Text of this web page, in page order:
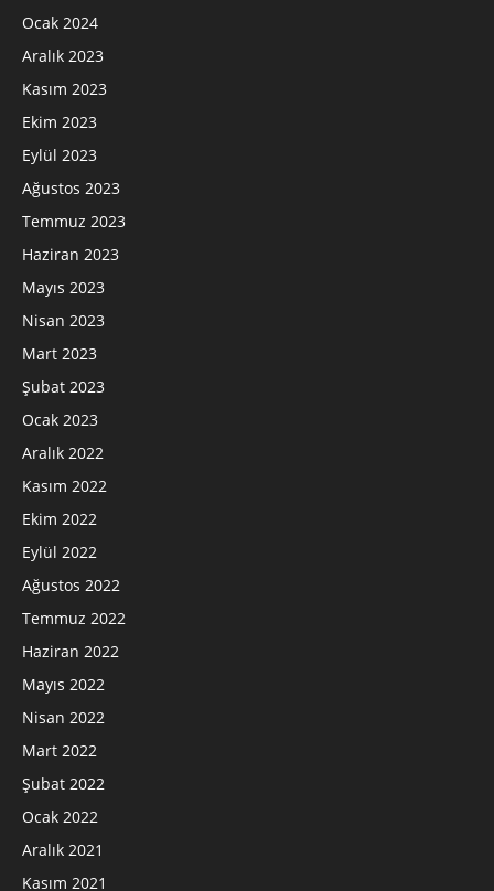
Ocak 2024
Aralık 2023
Kasım 2023
Ekim 2023
Eylül 2023
Ağustos 2023
Temmuz 2023
Haziran 2023
Mayıs 2023
Nisan 2023
Mart 2023
Şubat 2023
Ocak 2023
Aralık 2022
Kasım 2022
Ekim 2022
Eylül 2022
Ağustos 2022
Temmuz 2022
Haziran 2022
Mayıs 2022
Nisan 2022
Mart 2022
Şubat 2022
Ocak 2022
Aralık 2021
Kasım 2021